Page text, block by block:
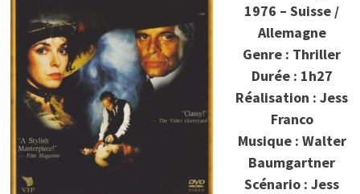
1976 – Suisse /
Allemagne
Genre : Thriller
Durée : 1h27
Réalisation : Jess
Franco
Musique : Walter
Baumgartner
Scénario : Jess